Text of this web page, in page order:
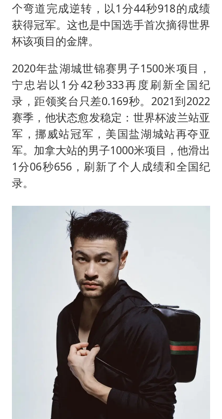
个弯道完成逆转，以1分44秒918的成绩
获得冠军。这也是中国选手首次摘得世界
杯该项目的金牌。
2020年盐湖城世锦赛男子1500米项目，
宁忠岩以1分42秒333再度刷新全国纪
录，距领奖台只差0.169秒。2021到2022
赛季，他状态愈发稳定：世界杯波兰站亚
军，挪威站冠军，美国盐湖城站再夺亚
军。加拿大站的男子1000米项目，他滑出
1分06秒656，刷新了个人成绩和全国纪
录。